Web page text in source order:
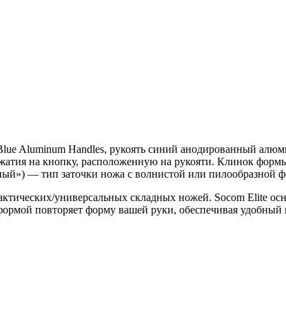
Aluminum Handles, рукоять синий анодированный
на кнопку, расположенную на рукояти. Клинок
— тип заточки ножа с волнистой или
универсальных складных ножей. Socom Elite
повторяет форму вашей руки, обеспечивая